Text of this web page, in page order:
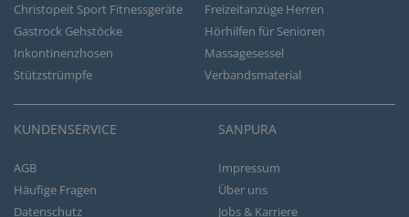
Christopeit Sport Fitnessgeräte
Freizeitanzüge Herren
Gastrock Gehstöcke
Hörhilfen für Senioren
Inkontinenzhosen
Massagesessel
Stützstrümpfe
Verbandsmaterial
KUNDENSERVICE
AGB
Häufige Fragen
Datenschutz
SANPURA
Impressum
Über uns
Jobs & Karriere